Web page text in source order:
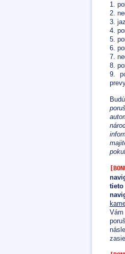
1.
2.
3.
4.
5.
6.
7.
8.
9.
tieto